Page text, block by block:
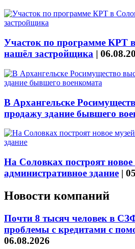
Участок по программе КРТ
нашёл застройщика |
В Архангельске
продажу здание бывшего
На Соловках построят новое
административное здание |
Новости компаний
Почти 8 тысяч человек в
проблемы с кредитами с
06.08.2026